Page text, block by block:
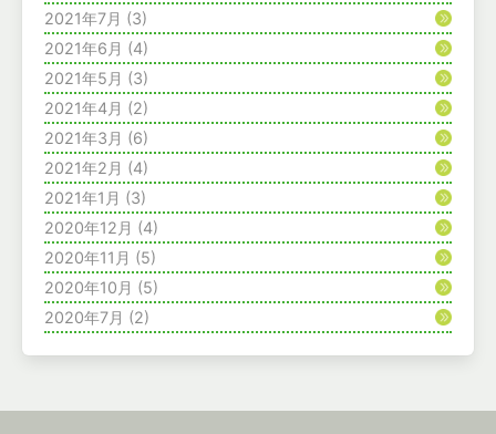
2021年7月 (3)
2021年6月 (4)
2021年5月 (3)
2021年4月 (2)
2021年3月 (6)
2021年2月 (4)
2021年1月 (3)
2020年12月 (4)
2020年11月 (5)
2020年10月 (5)
2020年7月 (2)